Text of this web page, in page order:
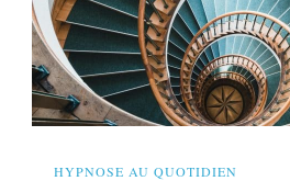
HYPNOSE AU QUOTIDIEN